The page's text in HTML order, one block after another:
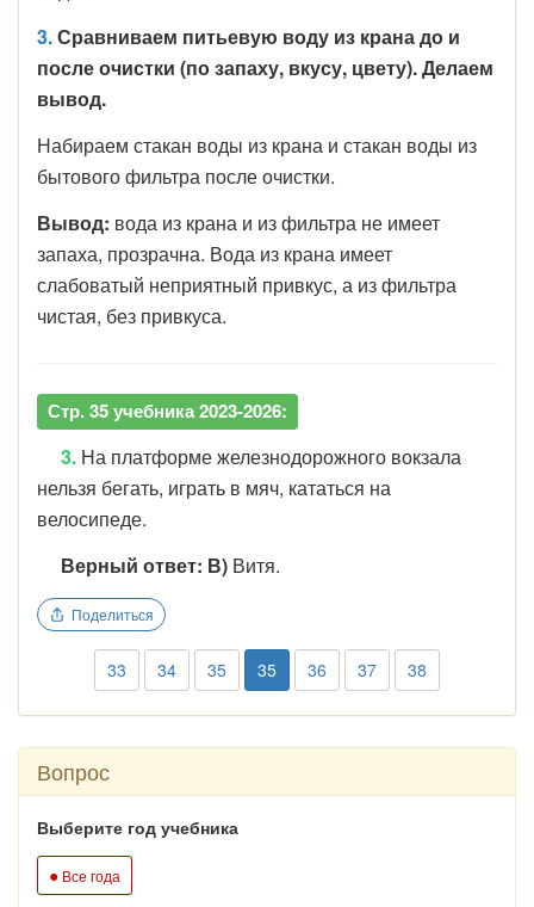
3.Сравниваем питьевую воду из крана до и
после очистки (по запаху, вкусу, цвету). Делаем
вывод.
Набираем стакан воды из крана и стакан воды из
бытового фильтра после очистки.
Вывод: вода из крана и из фильтра не имеет
запаха, прозрачна. Вода из крана имеет
слабоватый неприятный привкус, а из фильтра
чистая, без привкуса.
Стр. 35 учебника 2023-2026:
3. На платформе железнодорожного вокзала
нельзя бегать, играть в мяч, кататься на
велосипеде.
Верный ответ: В) Витя.
Поделиться
33 34 35 35 36 37 38
Вопрос
Выберите год учебника
● Все года